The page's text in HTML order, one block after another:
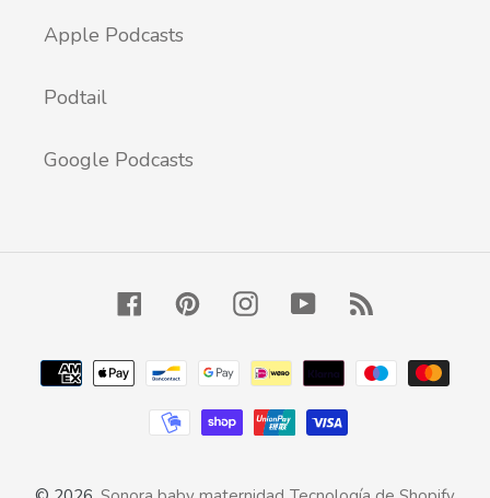
Apple Podcasts
Podtail
Google Podcasts
FacebookPinterestInstagramYouTube
Métodos
de
pago